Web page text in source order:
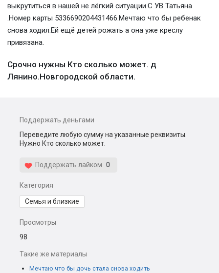
выкрутиться в нашей не лёгкий ситуации.С УВ Татьяна
.Номер карты 5336690204431466.Мечтаю что бы ребенак
снова ходил.Ей ещё детей рожать а она уже креслу
привязана.
Срочно нужны Кто сколько может. д
Лянино.Новгородской области.
Поддержать деньгами
Переведите любую сумму на указанные реквизиты.
Нужно Кто сколько может.
Поддержать лайком 0
Категория
Семья и близкие
Просмотры
98
Такие же материалы
Мечтаю что бы дочь стала снова ходить